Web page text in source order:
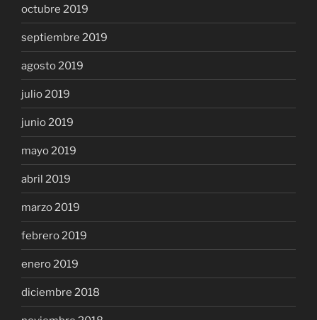
octubre 2019
septiembre 2019
agosto 2019
julio 2019
junio 2019
mayo 2019
abril 2019
marzo 2019
febrero 2019
enero 2019
diciembre 2018